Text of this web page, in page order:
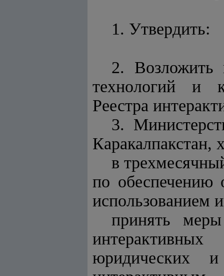
1. Утвердить:
2. Возложить
технологий и
Реестра
3.
Каракалпакстан,
в
по обеспечению
использованием
принять
юридических